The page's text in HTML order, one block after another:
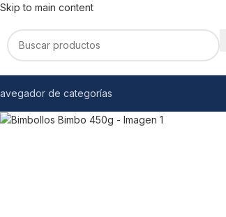
Skip to main content
de categorías